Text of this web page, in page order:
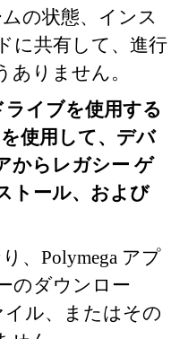
の状態、インス
に共有して、進行
ありません。
イブを使用する
使用して、デバ
からレガシー ゲ
トール、および
、Polymega アプ
のダウンロー
イル、またはその